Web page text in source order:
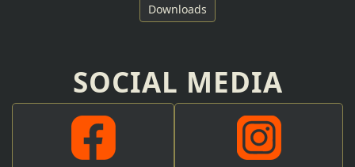
Downloads
SOCIAL MEDIA